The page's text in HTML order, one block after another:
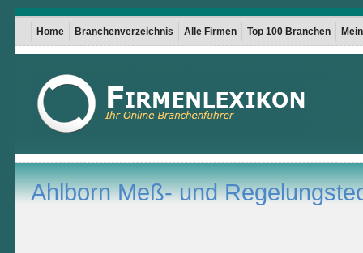
Home Branchenverzeichnis Alle Firmen Top 100 Branchen
Ahlborn Meß- und